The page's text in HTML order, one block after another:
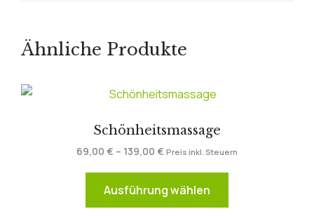
Ähnliche Produkte
Schönheitsmassage
69,00 € – 139,00 € Preis inkl. Steuern
Ausführung wählen